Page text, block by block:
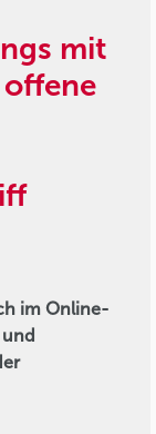
mit
im Online-